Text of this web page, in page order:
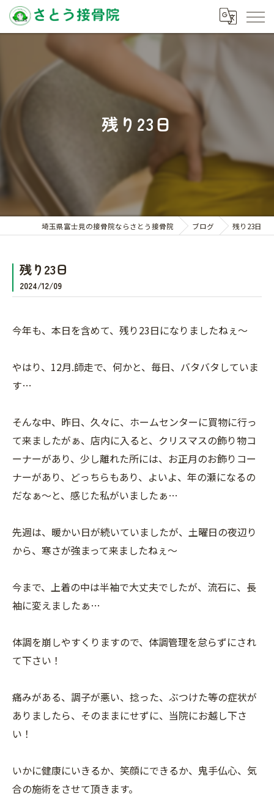
残り23日
埼玉県富士見の接骨院ならさとう接骨院 ブログ 残り23日
残り23日
2024/12/09
今年も、本日を含めて、残り23日になりましたねぇ〜
やはり、12月.師走で、何かと、毎日、バタバタしていま
す…
そんな中、昨日、久々に、ホームセンターに買物に行っ
て来ましたがぁ、店内に入ると、クリスマスの飾り物コ
ーナーがあり、少し離れた所には、お正月のお飾りコー
ナーがあり、どっちらもあり、よいよ、年の瀬になるの
だなぁ〜と、感じた私がいましたぁ…
先週は、暖かい日が続いていましたが、土曜日の夜辺り
から、寒さが強まって来ましたねぇ〜
今まで、上着の中は半袖で大丈夫でしたが、流石に、長
袖に変えましたぁ…
体調を崩しやすくりますので、体調管理を怠らずにされ
て下さい！
痛みがある、調子が悪い、捻った、ぶつけた等の症状が
ありましたら、そのままにせずに、当院にお越し下さ
い！
いかに健康にいきるか、笑顔にできるか、鬼手仏心、気
合の施術をさせて頂きます。